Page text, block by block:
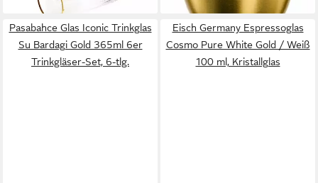
Pasabahce Glas Iconic Trinkglas
Su Bardagi Gold 365ml 6er
Trinkgläser-Set, 6-tlg.
Eisch Germany Espressoglas
Cosmo Pure White Gold / Weiß
100 ml, Kristallglas